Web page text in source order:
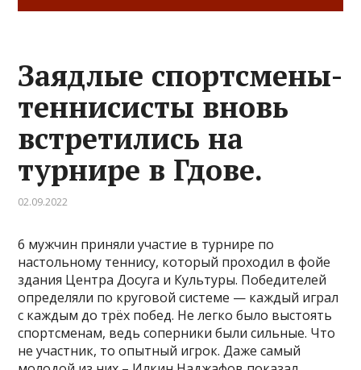
Заядлые спортсмены-
теннисисты вновь
встретились на
турнире в Гдове.
02.09.2022
6 мужчин приняли участие в турнире по
настольному теннису, который проходил в фойе
здания Центра Досуга и Культуры. Победителей
определяли по круговой системе — каждый играл
с каждым до трёх побед. Не легко было выстоять
спортсменам, ведь соперники были сильные. Что
не участник, то опытный игрок. Даже самый